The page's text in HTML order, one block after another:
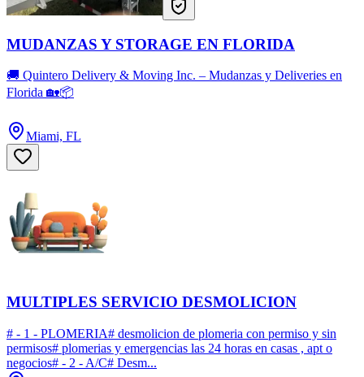
MUDANZAS Y STORAGE EN FLORIDA
🚚 Quintero Delivery & Moving Inc. – Mudanzas y Deliveries en
Florida 🏡📦
Miami, FL
MULTIPLES SERVICIO DESMOLICION
# - 1 - PLOMERIA# desmolicion de plomeria con permiso y sin
permisos# plomerias y emergencias las 24 horas en casas , apt o
negocios# - 2 - A/C# Desm...